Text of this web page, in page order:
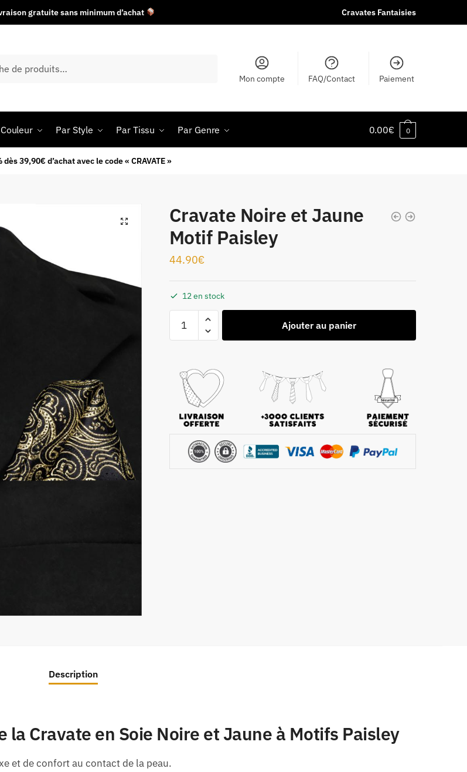
gratuite sans minimum d’achat Cravates Fantaisies
Mon compte FAQ/Contact Paiement
Par Style Par Tissu Par Genre 0.00€ 0
dès 39,90€ d’achat avec le code « CRAVATE »
Cravate Noire et Jaune
Motif Paisley
44.90€
12 en stock
Ajouter au panier
Description
la Cravate en Soie Noire et Jaune à Motifs Paisley
et de confort au contact de la peau.